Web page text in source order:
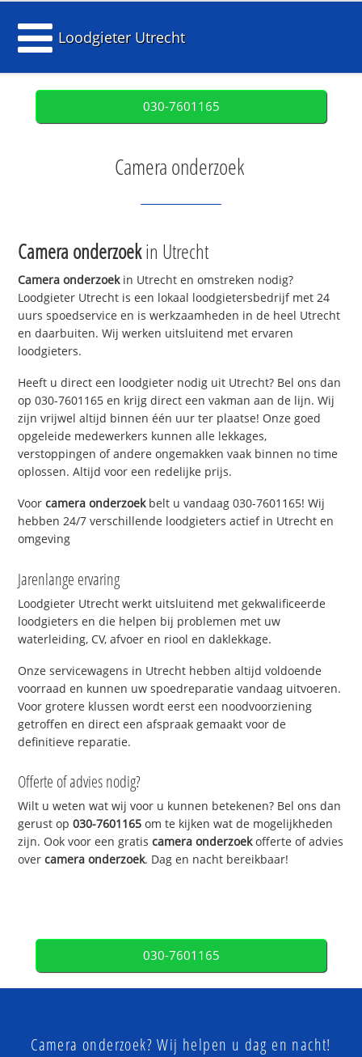
Loodgieter Utrecht
030-7601165
Camera onderzoek
Camera onderzoekin Utrecht
Camera onderzoekin Utrecht en omstreken nodig?
Loodgieter Utrecht is een lokaal loodgietersbedrijf met 24
uurs spoedservice en is werkzaamheden in de heel Utrecht
en daarbuiten. Wij werken uitsluitend met ervaren
loodgieters.
Heeft u direct een loodgieter nodig uit Utrecht? Bel ons dan
op 030-7601165 en krijg direct een vakman aan de lijn. Wij
zijn vrijwel altijd binnen één uur ter plaatse! Onze goed
opgeleide medewerkers kunnen alle lekkages,
verstoppingen of andere ongemakken vaak binnen no time
oplossen. Altijd voor een redelijke prijs.
Voorcamera onderzoekbelt u vandaag 030-7601165! Wij
hebben 24/7 verschillende loodgieters actief in Utrecht en
omgeving
Jarenlange ervaring
Loodgieter Utrecht werkt uitsluitend met gekwalificeerde
loodgieters en die helpen bij problemen met uw
waterleiding, CV, afvoer en riool en daklekkage.
Onze servicewagens in Utrecht hebben altijd voldoende
voorraad en kunnen uw spoedreparatie vandaag uitvoeren.
Voor grotere klussen wordt eerst een noodvoorziening
getroffen en direct een afspraak gemaakt voor de
definitieve reparatie.
Offerte of advies nodig?
Wilt u weten wat wij voor u kunnen betekenen? Bel ons dan
gerust op030-7601165 om te kijken wat de mogelijkheden
zijn. Ook voor een gratiscamera onderzoekofferte of advies
overcamera onderzoek. Dag en nacht bereikbaar!
030-7601165
Camera onderzoek? Wij helpen u dag en nacht!